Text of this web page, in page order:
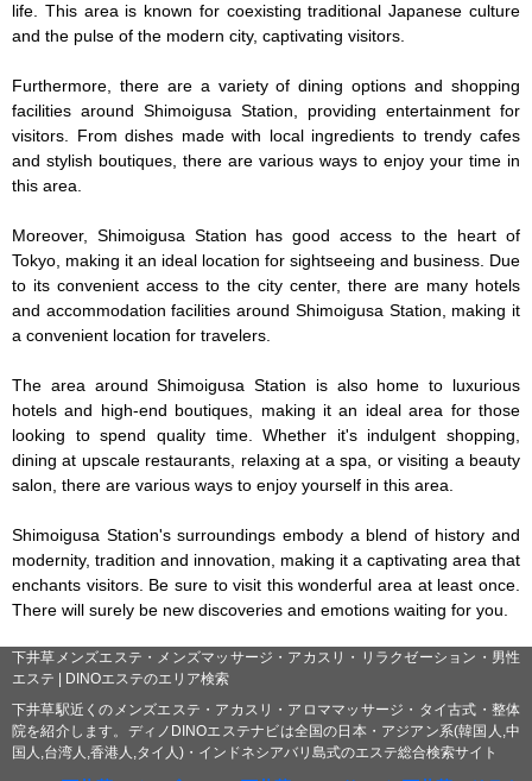
life. This area is known for coexisting traditional Japanese culture
and the pulse of the modern city, captivating visitors.
Furthermore, there are a variety of dining options and shopping
facilities around Shimoigusa Station, providing entertainment for
visitors. From dishes made with local ingredients to trendy cafes
and stylish boutiques, there are various ways to enjoy your time in
this area.
Moreover, Shimoigusa Station has good access to the heart of
Tokyo, making it an ideal location for sightseeing and business. Due
to its convenient access to the city center, there are many hotels
and accommodation facilities around Shimoigusa Station, making it
a convenient location for travelers.
The area around Shimoigusa Station is also home to luxurious
hotels and high-end boutiques, making it an ideal area for those
looking to spend quality time. Whether it's indulgent shopping,
dining at upscale restaurants, relaxing at a spa, or visiting a beauty
salon, there are various ways to enjoy yourself in this area.
Shimoigusa Station's surroundings embody a blend of history and
modernity, tradition and innovation, making it a captivating area that
enchants visitors. Be sure to visit this wonderful area at least once.
There will surely be new discoveries and emotions waiting for you.
下井草メンズエステ・メンズマッサージ・アカスリ・リラクゼーション・男性
エステ | DINOエステのエリア検索
下井草駅近くのメンズエステ・アカスリ・アロママッサージ・タイ古式・整体
院を紹介します。ディノDINOエステナビは全国の日本・アジアン系(韓国人,中
国人,台湾人,香港人,タイ人)・インドネシアバリ島式のエステ総合検索サイト